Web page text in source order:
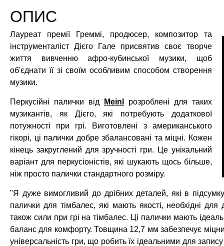
ОПИС
Лауреат премії Греммі, продюсер, композитор та
інструменталіст Дієго Гале присвятив своє творче
життя вивченню афро-кубинської музики, щоб
об'єднати її зі своїм особливим способом створення
музики.
Перкусійні палички від Meinl
розроблені для таких
музикантів, як Дієго, які потребують додаткової
потужності при грі. Виготовлені з американського
гікорі, ці палички добре збалансовані та міцні. Кожен
кінець закруглений для зручності гри. Це унікальний
варіант для перкусіоністів, які шукають щось більше,
ніж просто палички стандартного розміру.
"Я дуже вимогливий до дрібних деталей, які в
палички для тімбалес, які мають якості, необхідні
також сили при грі на тімбалес. Ці палички мають
баланс для комфорту. Товщина 12,7 мм забезпечує
універсальність гри, що робить їх ідеальними для